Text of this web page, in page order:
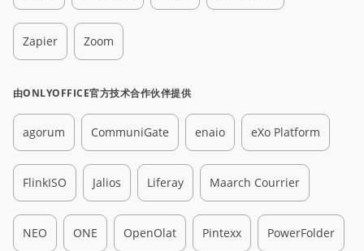
Zapier Zoom
由ONLYOFFICE官方技术合作伙伴提供
agorum CommuniGate enaio eXo Platform
FlinkISO Jalios Liferay Maarch Courrier
NEO ONE OpenOlat Pintexx PowerFolder